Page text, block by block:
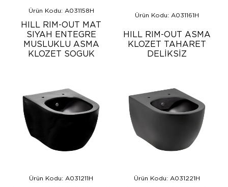
Ürün Kodu: A031158H
HILL RIM-OUT MAT
SIYAH ENTEGRE
MUSLUKLU ASMA
KLOZET SOGUK
Ürün Kodu: A031161H
HILL RIM-OUT ASMA
KLOZET TAHARET
DELİKSİZ
Ürün Kodu: A031211H Ürün Kodu: A031221H